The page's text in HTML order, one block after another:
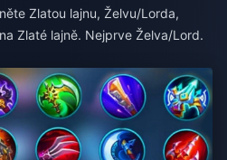
Zlatou lajnu, Želvu/Lorda,
Zlaté lajně. Nejprve Želva/Lord.